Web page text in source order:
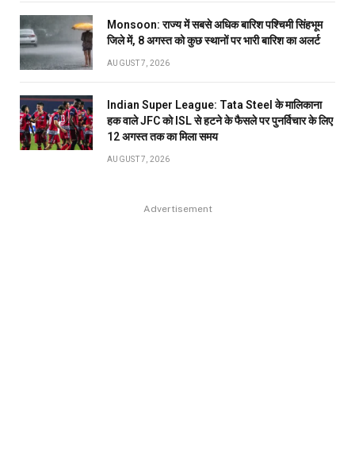
Monsoon: राज्य में सबसे अधिक बारिश पश्चिमी सिंहभूम
जिले में, 8 अगस्त को कुछ स्थानों पर भारी बारिश का अलर्ट
AUGUST 7, 2026
Indian Super League: Tata Steel के मालिकाना
हक वाले JFC को ISL से हटने के फैसले पर पुनर्विचार के लिए
12 अगस्त तक का मिला समय
AUGUST 7, 2026
Advertisement